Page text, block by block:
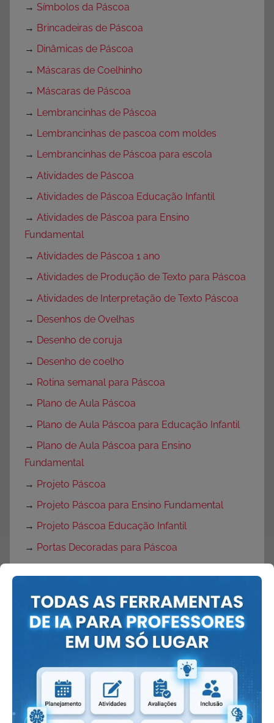
→ Símbolos da Páscoa
→ Brincadeiras de Páscoa
→ Dinâmicas de Páscoa
→ Máscaras de Coelhinho
→ Máscaras de Páscoa
→ Lembrancinhas de Páscoa
→ Lembrancinhas de pascoa com moldes
→ Lembrancinhas de Páscoa para escola
→ Atividades de Páscoa
→ Atividades de Páscoa Educação Infantil
→ Atividades de Páscoa para Ensino
Fundamental
→ Atividades de Páscoa 1 ano
→ Atividades de Produção de Texto para Páscoa
→ Atividades de Interpretação de Texto Páscoa
→ Desenhos de Ovelhas
→ Desenho de coruja
→ Desenho de coelho
→ Rotina semanal para Páscoa
→ Plano de Aula Páscoa
→ Plano de Aula Páscoa para Educação Infantil
→ Plano de Aula Páscoa para Ensino
Fundamental
→ Projeto Páscoa
→ Projeto Páscoa para Ensino Fundamental
→ Projeto Páscoa Educação Infantil
→ Portas Decoradas para Páscoa
→Cartaz de Páscoa
→Decoração de Páscoa
Volta às Aulas:
O que fazer no primeiro dia de aula?
→Dicas Volta às Aulas